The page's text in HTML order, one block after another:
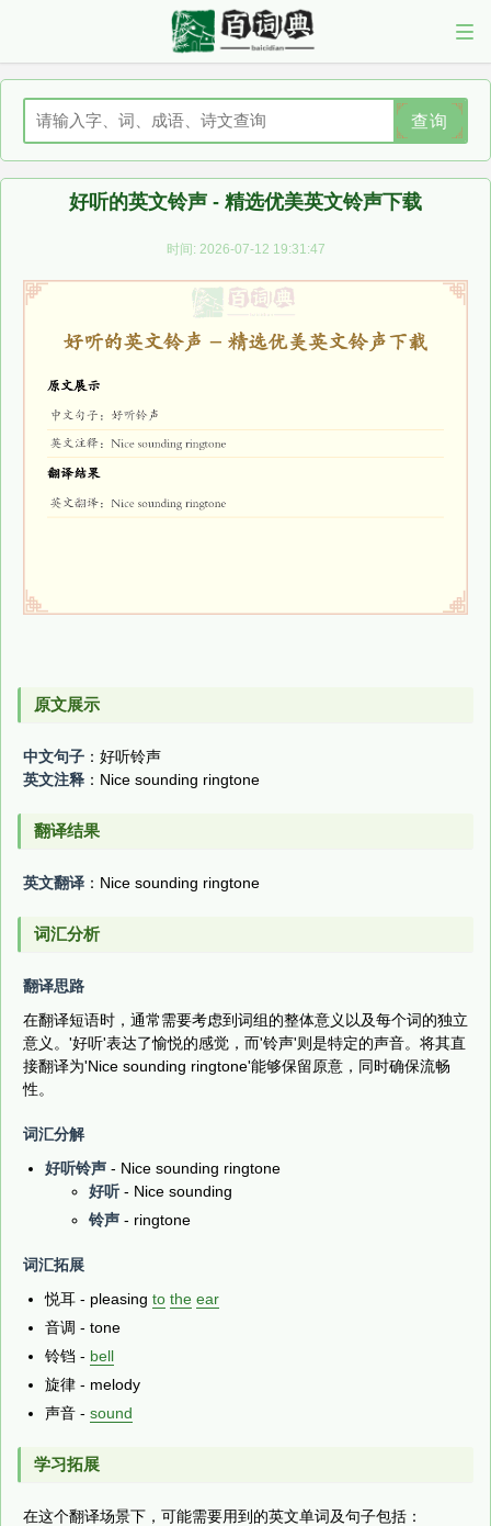
查询
好听的英文铃声 - 精选优美英文铃声下载
时间: 2026-07-12 19:31:47
原文展示
中文句子 ：好听铃声
英文注释 ：Nice sounding ringtone
翻译结果
英文翻译 ：Nice sounding ringtone
词汇分析
翻译思路
在翻译短语时，通常需要考虑到词组的整体意义以及每个词的独立
意义。'好听'表达了愉悦的感觉，而'铃声'则是特定的声音。将其直
接翻译为'Nice sounding ringtone'能够保留原意，同时确保流畅
性。
词汇分解
好听铃声 - Nice sounding ringtone
好听 - Nice sounding
铃声 - ringtone
词汇拓展
悦耳 - pleasing to the ear
音调 - tone
铃铛 - bell
旋律 - melody
声音 - sound
学习拓展
在这个翻译场景下，可能需要用到的英文单词及句子包括：